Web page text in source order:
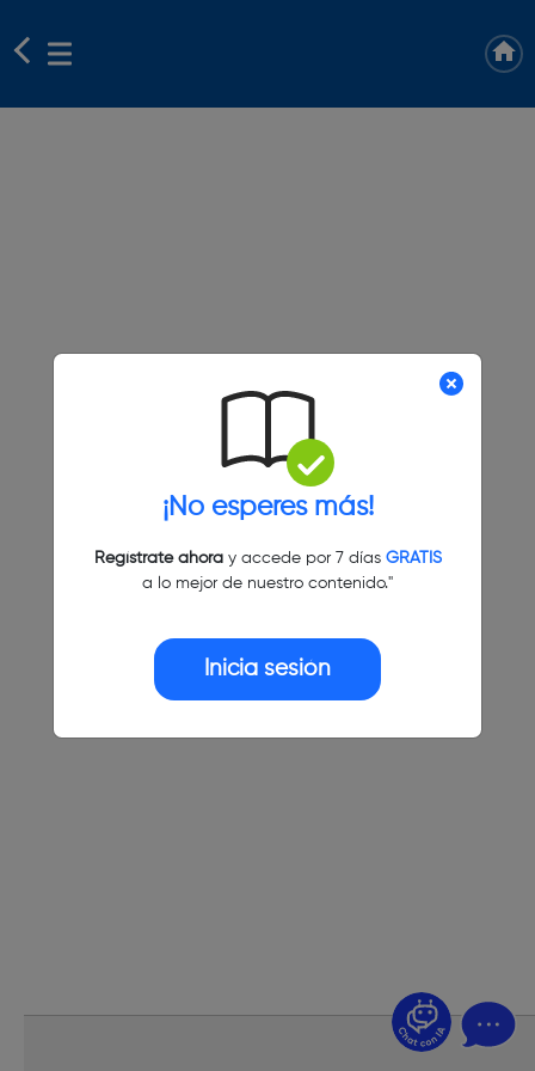
¡No esperes más!
Regístrate ahoray accede por 7 días GRATIS
a lo mejor de nuestro contenido."
Inicia sesión